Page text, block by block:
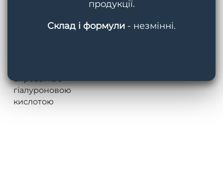
Переглянути
PRO H.A. Hyaluronic
сироватка з
гіалуроновою
кислотою
продукції.
Склад і формули - незмінні.